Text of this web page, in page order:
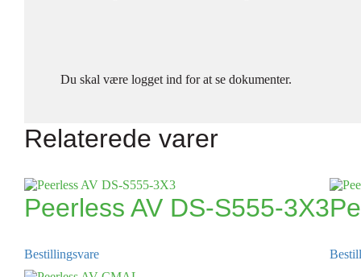
Du skal være logget ind for at se dokumenter.
Relaterede varer
Peerless AV DS-S555-3X3
Bestillingsvare